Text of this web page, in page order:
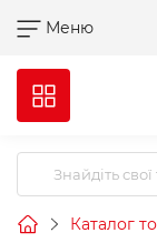
Меню
Каталог